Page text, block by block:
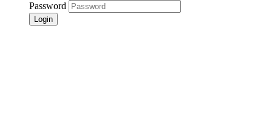
Password